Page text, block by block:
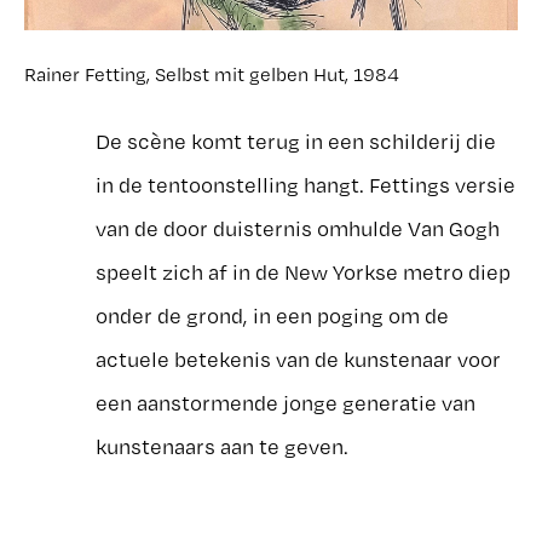
De scène komt terug in een schilderij die
in de tentoonstelling hangt. Fettings versie
van de door duisternis omhulde Van Gogh
speelt zich af in de New Yorkse metro diep
onder de grond, in een poging om de
actuele betekenis van de kunstenaar voor
een aanstormende jonge generatie van
kunstenaars aan te geven.
Rainer Fetting, Selbst mit gelben Hut, 1984